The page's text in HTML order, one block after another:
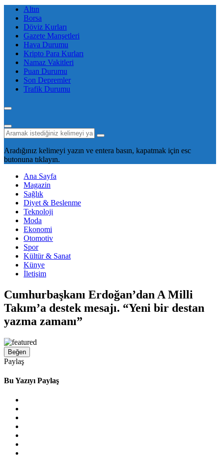
Altın
Borsa
Döviz Kurları
Gazete Manşetleri
Hava Durumu
Kripto Para Kurları
Namaz Vakitleri
Puan Durumu
Son Depremler
Trafik Durumu
Aradığınız kelimeyi yazın ve entera basın, kapatmak için esc
butonuna tıklayın.
Ana Sayfa
Magazin
Sağlık
Diyet & Beslenme
Teknoloji
Moda
Ekonomi
Otomotiv
Spor
Kültür & Sanat
Künye
İletişim
Cumhurbaşkanı Erdoğan’dan A Milli
Takım’a destek mesajı. “Yeni bir destan
yazma zamanı”
Beğen
Paylaş
Bu Yazıyı Paylaş